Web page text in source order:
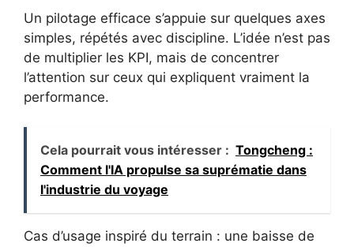
Un pilotage efficace s’appuie sur quelques axes
simples, répétés avec discipline. L’idée n’est pas
de multiplier les KPI, mais de concentrer
l’attention sur ceux qui expliquent vraiment la
performance.
Cela pourrait vous intéresser : Tongcheng :
Comment l'IA propulse sa suprématie dans
l'industrie du voyage
Cas d’usage inspiré du terrain : une baisse de